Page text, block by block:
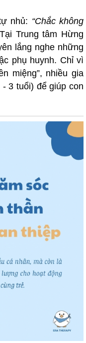
nhủ: “Chắc không
Trung tâm Hừng
lắng nghe những
phụ huynh. Chỉ vì
miệng”, nhiều gia
3 tuổi) để giúp con